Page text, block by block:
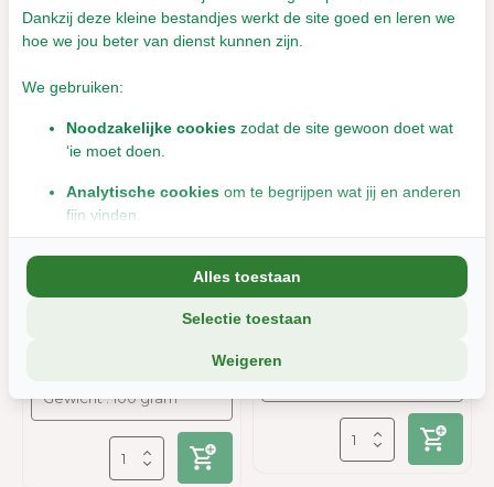
Herbimals
Vrouwenmantel - fijn
Herbimals Rozemarijn
Leverbaar met 1- 2 werkdagen
€2,90
Incl. btw
Dankzij deze kleine bestandjes werkt de site goed en leren we
hoe we jou beter van dienst kunnen zijn.
We gebruiken:
Noodzakelijke cookies zodat de site gewoon doet wat
‘ie moet doen.
Analytische cookies om te begrijpen wat jij en anderen
fijn vinden.
Marketingcookiesom jou relevante informatie en
aanbiedingen te tonen.
We delen soms gegevens met partners (zoals social media en
deelt, of die ze elders van je hebben.
Wil je liever geen cookies? Dan werkt de site nog steeds, maar
misschien net iets minder soepel.
Weigeren
Selectie toestaan
Alles toestaan